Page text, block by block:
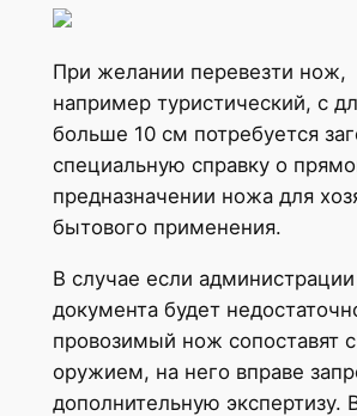
При желании перевезти нож,
например туристический, с
больше 10 см потребуется
специальную справку о
предназначении ножа для
бытового применения.
В случае если
документа будет
провозимый нож сопоставят
оружием, на него вправе
дополнительную экспертизу.